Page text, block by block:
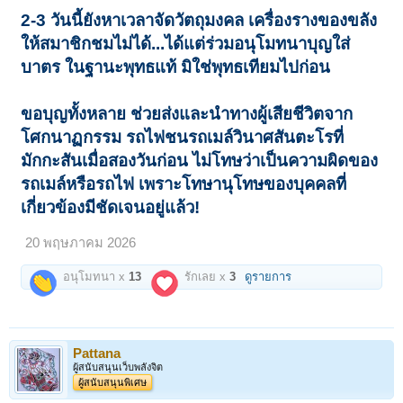
2-3 วันนี้ยังหาเวลาจัดวัตถุมงคล เครื่องรางของขลัง
ให้สมาชิกชมไม่ได้...ได้แต่ร่วมอนุโมทนาบุญใส่
บาตร ในฐานะพุทธแท้ มิใช่พุทธเทียมไปก่อน
ขอบุญทั้งหลาย ช่วยส่งและนำทางผู้เสียชีวิตจาก
โศกนาฏกรรม รถไฟชนรถเมล์วินาศสันตะโรที่
มักกะสันเมื่อสองวันก่อน ไม่โทษว่าเป็นความผิดของ
รถเมล์หรือรถไฟ เพราะโทษานุโทษของบุคคลที่
เกี่ยวข้องมีชัดเจนอยู่แล้ว!
20 พฤษภาคม 2026
อนุโมทนา x 13 รักเลย x3 ดูรายการ
Pattana
ผู้สนับสนุนเว็บพลังจิต
ผู้สนับสนุนพิเศษ